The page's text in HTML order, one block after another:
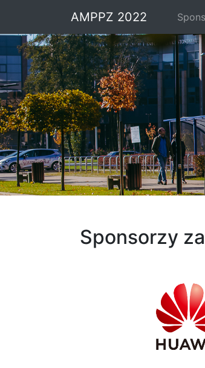
AMPPZ 2022
Sponsorzy